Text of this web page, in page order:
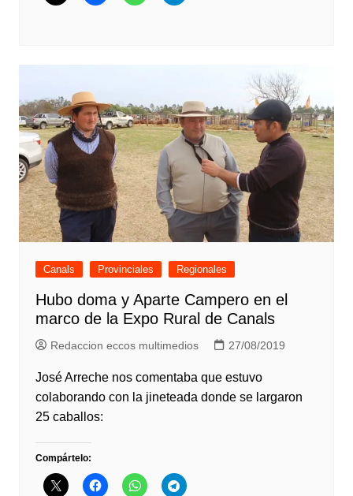
Canals Provinciales Regionales
Hubo doma y Aparte Campero en el
marco de la Expo Rural de Canals
Redaccion eccos multimedios 27/08/2019
José Arreche nos comentaba que estuvo
colaborando con la jineteada donde se largaron
25 caballos:
Compártelo: